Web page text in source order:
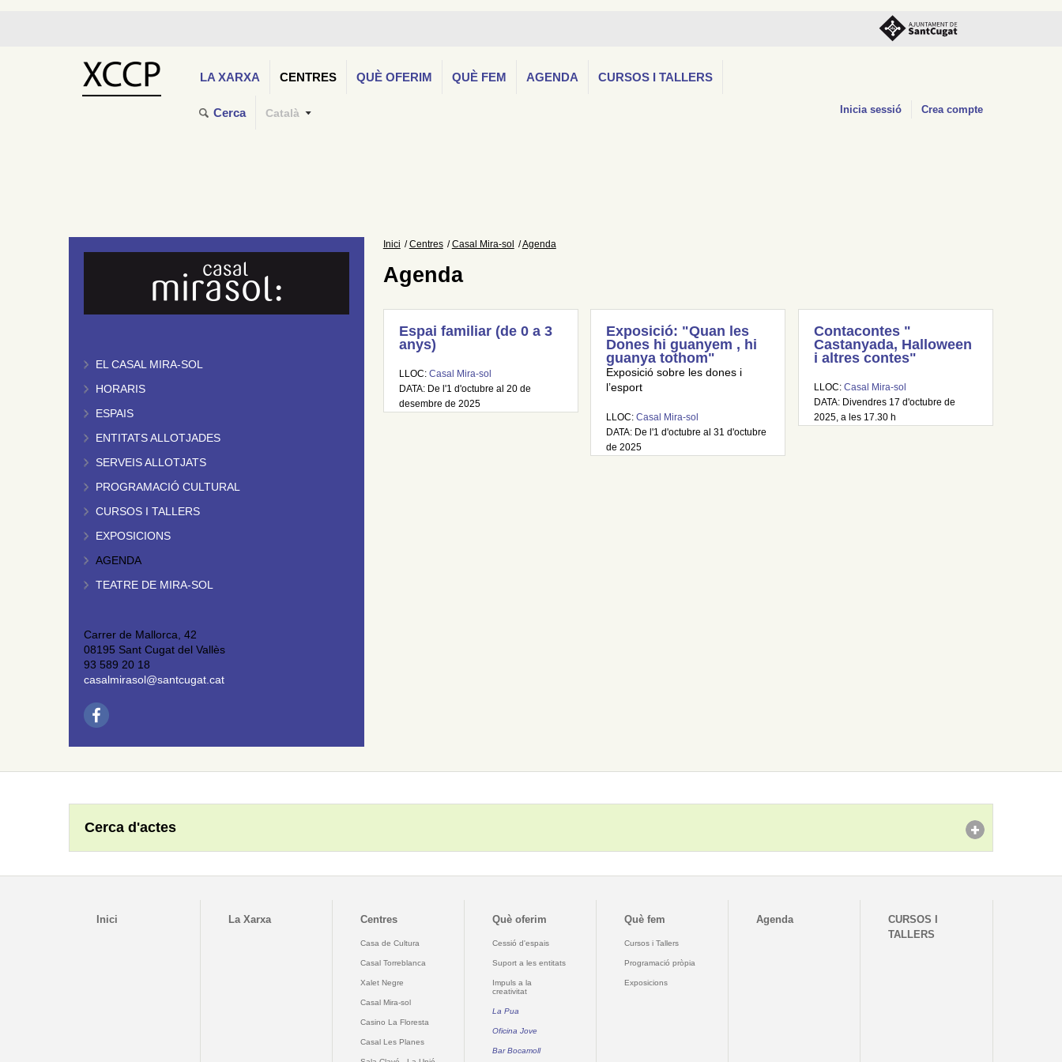
LA XARXA CENTRES QUÈ OFERIM QUÈ FEM AGENDA CURSOS I TALLERS
Cerca Català Inicia sessió Crea compte
EL CASAL MIRA-SOL
HORARIS
ESPAIS
ENTITATS ALLOTJADES
SERVEIS ALLOTJATS
PROGRAMACIÓ CULTURAL
CURSOS I TALLERS
EXPOSICIONS
AGENDA
TEATRE DE MIRA-SOL
Carrer de Mallorca, 42
08195 Sant Cugat del Vallès
93 589 20 18
casalmirasol@santcugat.cat
Inici Centres Casal Mira-sol Agenda
Agenda
Espai familiar (de 0 a 3
anys)
LLOC: Casal Mira-sol
DATA: De l'1 d'octubre al 20 de
desembre de 2025
Exposició: "Quan les
Dones hi guanyem , hi
guanya tothom"
Exposició sobre les dones i
l’esport
LLOC:Casal Mira-sol
DATA: De l'1 d'octubre al 31 d'octubre
de 2025
Contacontes "
Castanyada, Halloween
i altres contes"
LLOC: Casal Mira-sol
DATA: Divendres 17 d'octubre de
2025, a les 17.30 h
Cerca d'actes
Inici La Xarxa Centres
Casa de Cultura
Casal Torreblanca
Xalet Negre
Casal Mira-sol
Casino La Floresta
Casal Les Planes
Què oferim
Cessió d'espais
Suport a les entitats
Impuls a la
creativitat
La Pua
Oficina Jove
Bar Bocamoll
Què fem
Cursos i Tallers
Programació pròpia
Exposicions
Agenda
CURSOS I
TALLERS